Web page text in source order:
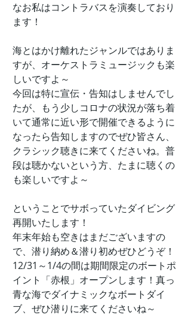
なお私はコントラバスを演奏しており
ます！
海とはかけ離れたジャンルではありま
すが、オーケストラミュージックも楽
しいですよ～
今回は特に宣伝・告知はしませんでし
たが、もう少しコロナの状況が落ち着
いて通常に近い形で開催できるように
なったら告知しますのでぜひ皆さん、
クラシック聴きに来てくださいね。普
段は聴かないという方、たまに聴くの
も楽しいですよ～
ということでサボっていたダイビング
再開いたします！
年末年始も空きはまだございますの
で、潜り納め＆潜り初めぜひどうぞ！
12/31～1/4の間は期間限定のボートポ
イント「赤根」オープンします！真っ
青な海でダイナミックなボートダイ
ブ、ぜひ潜りに来てくださいね～